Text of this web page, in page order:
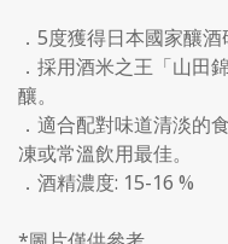
． 5度獲得日本國家釀酒
．採用酒米之王「山田
釀。
．適合配對味道清淡的
凍或常溫飲用最佳。
．酒精濃度: 15-16 %